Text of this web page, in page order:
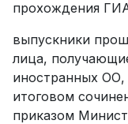
прохождения
выпускники
лица,
иностранных ОО,
итоговом
приказом